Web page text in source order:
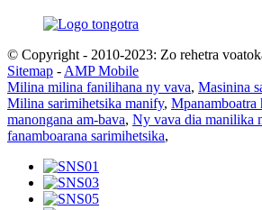
© Copyright - 2010-2023: Zo rehetra
Sitemap - AMP Mobile
Milina milina fanilihana ny vava, Masinina
Milina sarimihetsika manify, Mpanamboatra
manongana am-bava, Ny vava dia manilika
fanamboarana sarimihetsika,